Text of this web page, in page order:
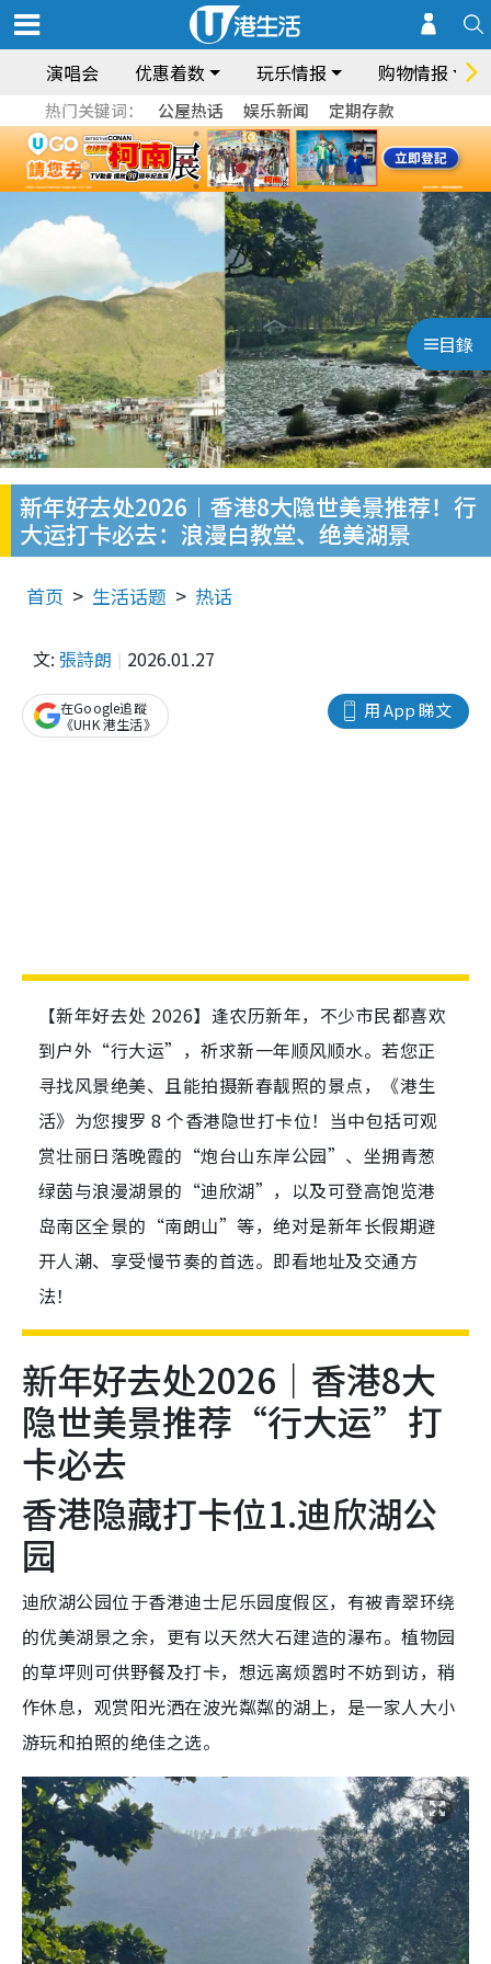
演唱会 优惠着数 玩乐情报 购物情报
热门关键词： 公屋热话 娱乐新闻 定期存款
目錄
新年好去处2026︱香港8大隐世美景推荐！行
大运打卡必去：浪漫白教堂、绝美湖景
首页 生活话题 热话
文: 張詩朗 2026.01.27
用 App 睇文
在Google追蹤
《UHK 港生活》
【新年好去处 2026】逢农历新年，不少市民都喜欢
到户外“行大运”，祈求新一年顺风顺水。若您正
寻找风景绝美、且能拍摄新春靓照的景点，《港生
活》为您搜罗 8 个香港隐世打卡位！当中包括可观
赏壮丽日落晚霞的“炮台山东岸公园”、坐拥青葱
绿茵与浪漫湖景的“迪欣湖”，以及可登高饱览港
岛南区全景的“南朗山”等，绝对是新年长假期避
开人潮、享受慢节奏的首选。即看地址及交通方
法！
新年好去处2026｜香港8大
隐世美景推荐“行大运”打
卡必去
香港隐藏打卡位1.迪欣湖公
园
迪欣湖公园位于香港迪士尼乐园度假区，有被青翠环绕
的优美湖景之余，更有以天然大石建造的瀑布。植物园
的草坪则可供野餐及打卡，想远离烦嚣时不妨到访，稍
作休息，观赏阳光洒在波光粼粼的湖上，是一家人大小
游玩和拍照的绝佳之选。